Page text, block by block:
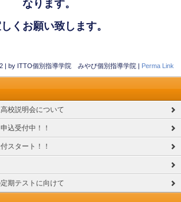
なります。
くお願い致します。
| by ITTO個別指導学院 みやび個別指導学院 | Perma Link
校説明会について
込受付中！！
スタート！！
期テストに向けて